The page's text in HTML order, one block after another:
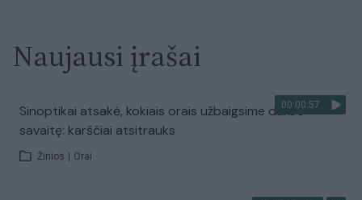
Naujausi įrašai
00:00:57
Sinoptikai atsakė, kokiais orais užbaigsime darbo
savaitę: karščiai atsitrauks
Žinios Orai